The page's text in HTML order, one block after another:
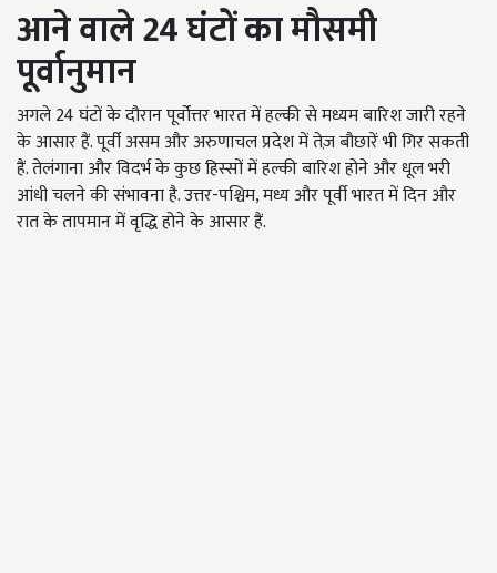
आने वाले 24 घंटों का मौसमी
पूर्वानुमान
अगले 24 घंटों के दौरान पूर्वोत्तर भारत में हल्की से मध्यम बारिश जारी रहने
के आसार हैं. पूर्वी असम और अरुणाचल प्रदेश में तेज़ बौछारें भी गिर सकती
हैं. तेलंगाना और विदर्भ के कुछ हिस्सों में हल्की बारिश होने और धूल भरी
आंधी चलने की संभावना है. उत्तर-पश्चिम, मध्य और पूर्वी भारत में दिन और
रात के तापमान में वृद्धि होने के आसार हैं.